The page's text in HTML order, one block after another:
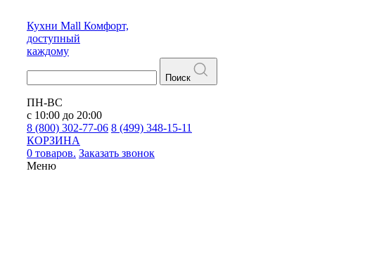
Кухни Mall Комфорт,
доступный
каждому
Поиск
ПН-ВС
с 10:00 до 20:00
8 (800) 302-77-06 8 (499) 348-15-11
КОРЗИНА
0 товаров. Заказать звонок
Меню